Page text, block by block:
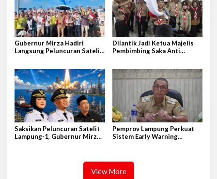
Gubernur Mirza Hadiri
Langsung Peluncuran Satelit
Dilantik Jadi Ketua Majelis
Pembimbing Saka Anti
Pramuka Garda P4GN
Saksikan Peluncuran Satelit
Lampung-1, Gubernur Mirza
Pemprov Lampung Perkuat
Sistem Early Warning
View More